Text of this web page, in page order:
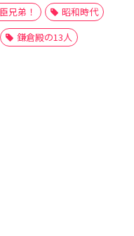
兄弟！
昭和時代
鎌倉殿の13人